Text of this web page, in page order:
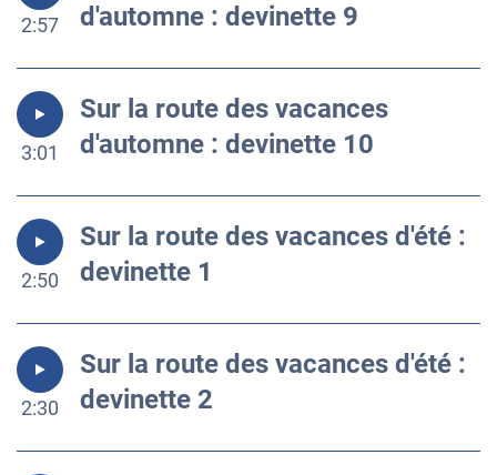
2:57
d'automne : devinette 9
3:01
Sur la route des vacances
d'automne : devinette 10
2:50
Sur la route des vacances d'été :
devinette 1
2:30
Sur la route des vacances d'été :
devinette 2